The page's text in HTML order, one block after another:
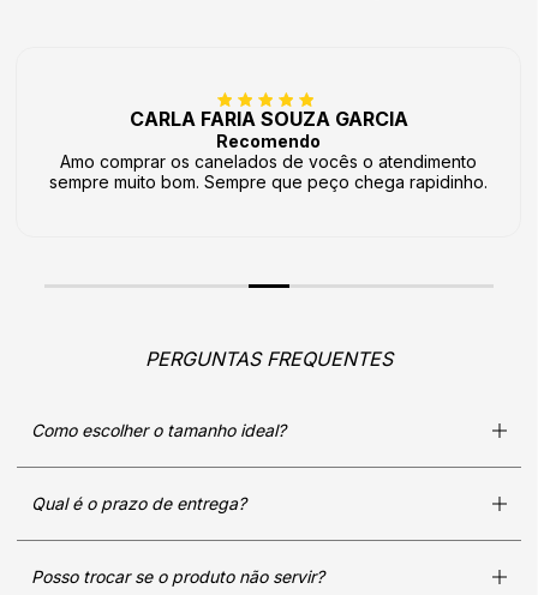
CARLA FARIA SOUZA GARCIA
Recomendo
Amo comprar os canelados de vocês o atendimento
sempre muito bom. Sempre que peço chega rapidinho.
PERGUNTAS FREQUENTES
Como escolher o tamanho ideal?
Qual é o prazo de entrega?
Posso trocar se o produto não servir?